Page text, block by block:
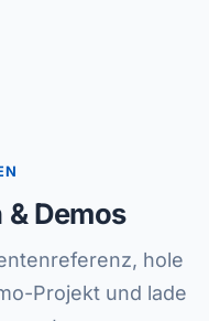
Demos
hole
Projekt und lade